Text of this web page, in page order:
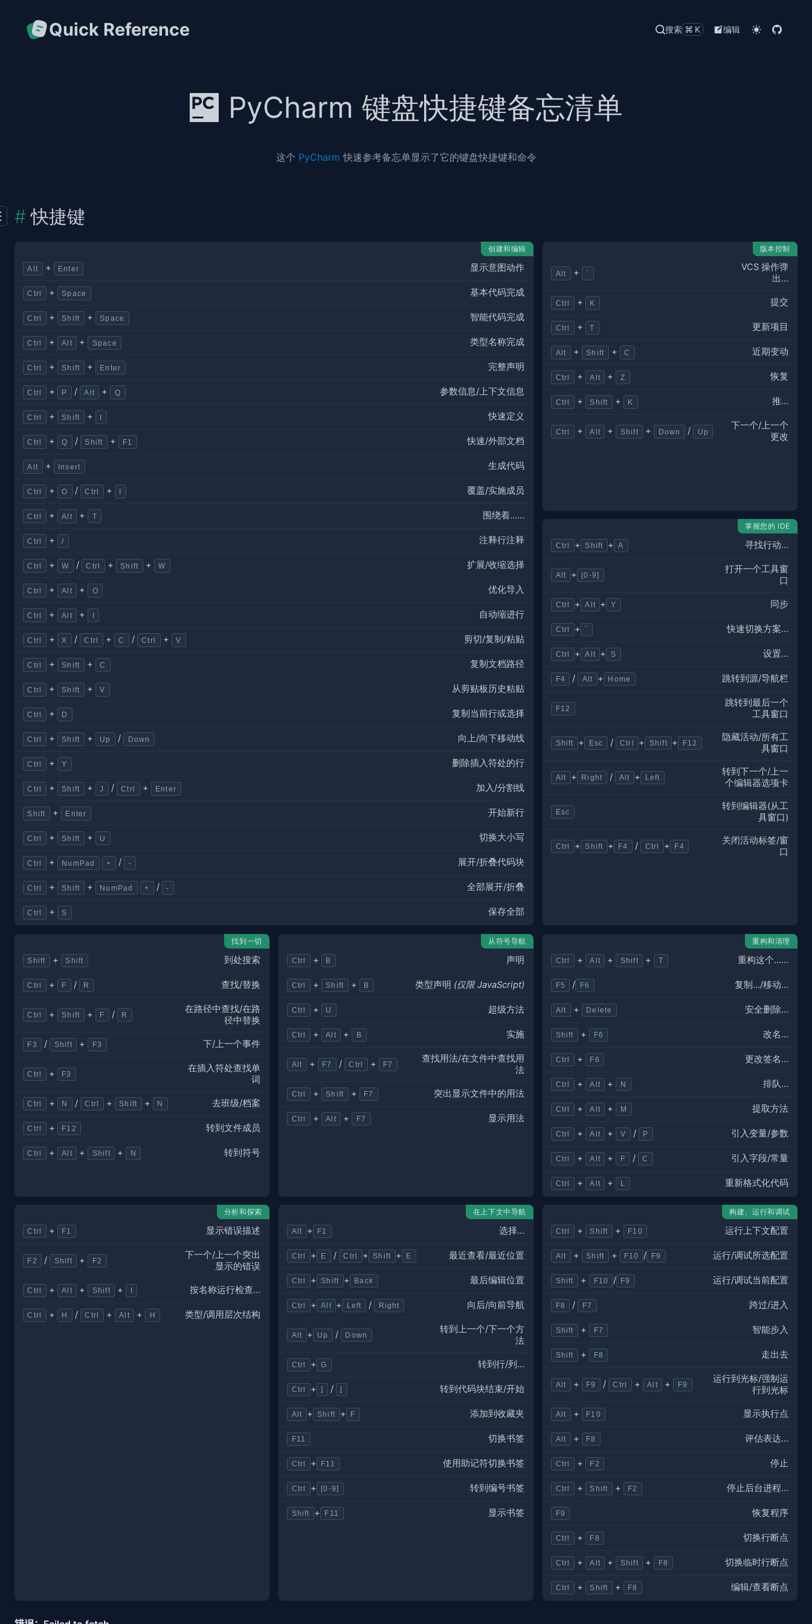
Quick Reference 搜索 ⌘K 编辑
PyCharm 键盘快捷键备忘清单
这个 PyCharm 快速参考备忘单显示了它的键盘快捷键和命令
快捷键
创建和编辑
Alt + Enter 显示意图动作
Ctrl + Space 基本代码完成
Ctrl + Shift + Space 智能代码完成
Ctrl + Alt + Space 类型名称完成
Ctrl + Shift + Enter 完整声明
Ctrl + P / Alt + Q 参数信息/上下文信息
Ctrl + Shift + I 快速定义
Ctrl + Q / Shift + F1 快速/外部文档
Alt + Insert 生成代码
Ctrl + O / Ctrl + I 覆盖/实施成员
Ctrl + Alt + T 围绕着……
Ctrl + / 注释行注释
Ctrl + W / Ctrl + Shift + W 扩展/收缩选择
Ctrl + Alt + O 优化导入
Ctrl + Alt + I 自动缩进行
Ctrl + X / Ctrl + C / Ctrl + V 剪切/复制/粘贴
Ctrl + Shift + C 复制文档路径
Ctrl + Shift + V 从剪贴板历史粘贴
Ctrl + D 复制当前行或选择
Ctrl + Shift + Up / Down 向上/向下移动线
Ctrl + Y 删除插入符处的行
Ctrl + Shift + J / Ctrl + Enter 加入/分割线
Shift + Enter 开始新行
Ctrl + Shift + U 切换大小写
Ctrl + NumPad + / - 展开/折叠代码块
Ctrl + Shift + NumPad + / - 全部展开/折叠
Ctrl + S 保存全部
版本控制
Alt + `
VCS 操作弹
出...
Ctrl + K 提交
Ctrl + T 更新项目
Alt + Shift + C 近期变动
Ctrl + Alt + Z 恢复
Ctrl + Shift + K 推…
Ctrl + Alt + Shift + Down / Up
下一个/上一个
更改
掌握您的 IDE
Ctrl + Shift + A 寻找行动...
Alt + [0-9]
打开一个工具窗
口
Ctrl + Alt + Y 同步
Ctrl + ` 快速切换方案...
Ctrl + Alt + S 设置...
F4 / Alt + Home 跳转到源/导航栏
F12
跳转到最后一个
工具窗口
Shift + Esc / Ctrl + Shift + F12
隐藏活动/所有工
具窗口
Alt + Right / Alt + Left
转到下一个/上一
个编辑器选项卡
Esc
转到编辑器(从工
具窗口)
Ctrl + Shift + F4 / Ctrl + F4
关闭活动标签/窗
口
找到一切
Shift + Shift 到处搜索
Ctrl + F / R 查找/替换
Ctrl + Shift + F / R
在路径中查找/在路
径中替换
F3 / Shift + F3 下/上一个事件
Ctrl + F3
在插入符处查找单
词
Ctrl + N / Ctrl + Shift + N 去班级/档案
Ctrl + F12 转到文件成员
Ctrl + Alt + Shift + N 转到符号
从符号导航
Ctrl + B 声明
Ctrl + Shift + B 类型声明 (仅限 JavaScript)
Ctrl + U 超级方法
Ctrl + Alt + B 实施
Alt + F7 / Ctrl + F7
查找用法/在文件中查找用
法
Ctrl + Shift + F7 突出显示文件中的用法
Ctrl + Alt + F7 显示用法
重构和清理
Ctrl + Alt + Shift + T 重构这个……
F5 / F6 复制…/移动…
Alt + Delete 安全删除…
Shift + F6 改名…
Ctrl + F6 更改签名…
Ctrl + Alt + N 排队…
Ctrl + Alt + M 提取方法
Ctrl + Alt + V / P 引入变量/参数
Ctrl + Alt + F / C 引入字段/常量
Ctrl + Alt + L 重新格式化代码
分析和探索
Ctrl + F1 显示错误描述
F2 / Shift + F2
下一个/上一个突出
显示的错误
Ctrl + Alt + Shift + 按名称运行检查...
Ctrl + H / Ctrl + Alt + H 类型/调用层次结构
在上下文中导航
Alt + F1 选择...
Ctrl + E / Ctrl + Shift + E 最近查看/最近位置
Ctrl + Shift + Back 最后编辑位置
Ctrl + Alt + Left / Right 向后/向前导航
Alt + Up / Down
转到上一个/下一个方
法
Ctrl + G 转到行/列...
Ctrl + ] / [ 转到代码块结束/开始
Alt + Shift + F 添加到收藏夹
F11 切换书签
Ctrl + F11 使用助记符切换书签
Ctrl + [0-9] 转到编号书签
Shift + F11 显示书签
构建、运行和调试
Ctrl + Shift + F10 运行上下文配置
Alt + Shift + F10 / F9 运行/调试所选配置
Shift + F10 / F9 运行/调试当前配置
F8 / F7 跨过/进入
Shift + F7 智能步入
Shift + F8 走出去
Alt + F9 / Ctrl + Alt + F9
运行到光标/强制运
行到光标
Alt + F10 显示执行点
Alt + F8 评估表达...
Ctrl + F2 停止
Ctrl + Shift + F2 停止后台进程...
F9 恢复程序
Ctrl + F8 切换行断点
Ctrl + Alt + Shift + F8 切换临时行断点
Ctrl + Shift + F8 编辑/查看断点